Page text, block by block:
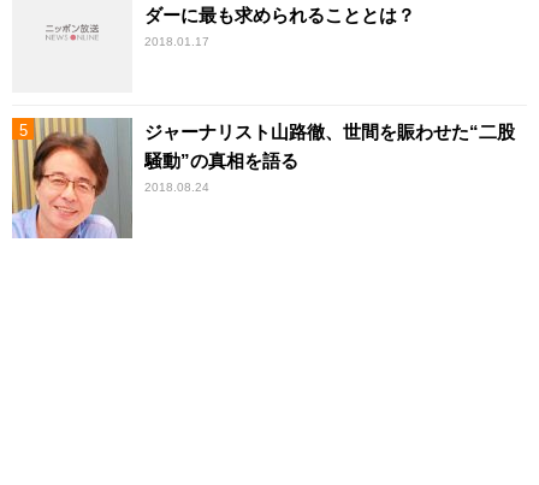
ダーに最も求められることとは？
2018.01.17
ジャーナリスト山路徹、世間を賑わせた“二股
騒動”の真相を語る
2018.08.24